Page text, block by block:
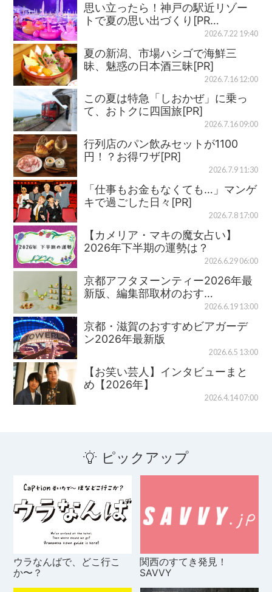
思い立ったら！神戸の駅近リゾー
トで夏の思い出づくり[PR…
2026.7.22 19:40
夏の新潟、市場ハシゴで海鮮三
昧、魅惑の日本酒三昧[PR]
2026.7.16 12:00
この夏は特急「しおかぜ」に乗っ
て、おトクに四国旅[PR]
2026.7.16 09:00
行列店のパン飲みセットが1100
円！？お得ワザ[PR]
2026.7.9 11:30
「仕事もお金もなくても…」マンゲ
キで過ごした日々[PR]
2026.7.8 17:00
【カメリア・マキの魔女占い】
2026年下半期の運勢は？
2026.6.29 06:00
京都アフタヌーンティー2026年最
新版、編集部取材のおす…
2026.6.19 13:00
京都・滋賀のおすすめビアガーデ
ン2026年最新版
2026.6.5 13:00
【お笑い芸人】インタビューまと
め【2026年】
2026.4.14 07:00
ピックアップ
ウラなんばで、どこ行こ
か〜？
関西のすてき発見！
SAVVY